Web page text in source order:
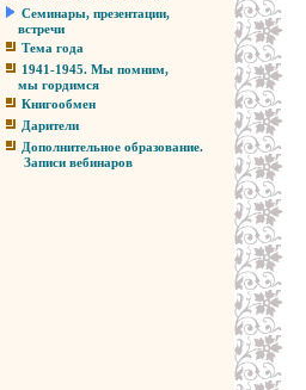
Семинары, презентации,
встречи
Тема года
1941-1945. Мы помним,
мы гордимся
Книгообмен
Дарители
Дополнительное образование.
Записи вебинаров